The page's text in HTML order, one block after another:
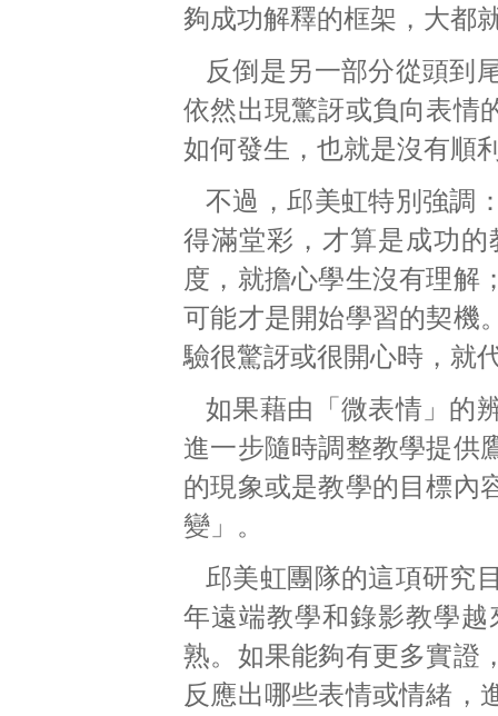
夠成功解釋的框架，大都
反倒是另一部分從頭到
依然出現驚訝或負向表情
如何發生，也就是沒有順
不過，邱美虹特別強調
得滿堂彩，才算是成功
度，就擔心學生沒有理解
可能才是開始學習的契機
驗很驚訝或很開心時，就
如果藉由「微表情」的
進一步隨時調整教學提供
的現象或是教學的目標內
變」。
邱美虹團隊的這項研究
年遠端教學和錄影教學
熟。如果能夠有更多實證
反應出哪些表情或情緒，